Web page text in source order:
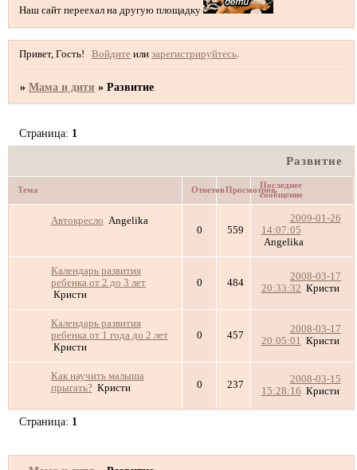
Наш сайт переехал на другую площадку
Привет, Гость! Войдите илизарегистрируйтесь
»Мама и дитя »Развитие
Развитие
Страница: 1
Тема ОтветовПросмотровПоследнее
сообщение
Автокресло Angelika
0
559
2009-01-26
14:07:05
Angelika
Календарь развития
ребенка от 2 до 3 лет
Кристи
0 484
2008-03-17
20:33:32 Кристи
Календарь развития
ребенка от 1 года до 2 лет
Кристи
0 457
2008-03-17
20:05:01
Кристи
Как научить малыша
прыгать? Кристи 0 237
2008-03-15
15:28:16 Кристи
Страница: 1